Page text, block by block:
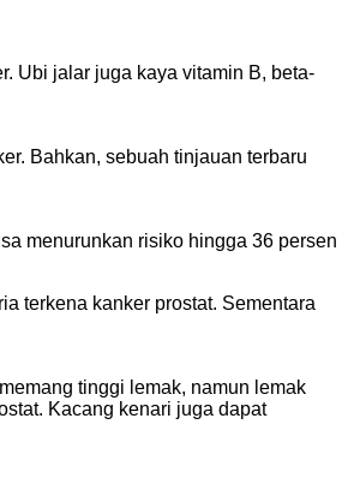
Ubi jalar juga kaya vitamin B, beta-
Bahkan, sebuah tinjauan terbaru
menurunkan risiko hingga 36 persen
terkena kanker prostat. Sementara
tinggi lemak, namun lemak
Kacang kenari juga dapat